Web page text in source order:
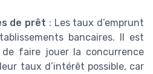
de prêt : Les taux d’emprunt
bancaires. Il est
de faire jouer la concurrence
taux d’intérêt possible, car